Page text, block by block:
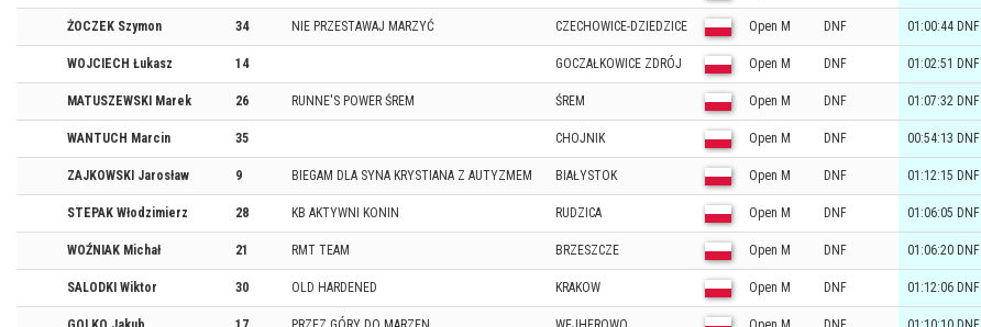
ŻOCZEK Szymon 34 NIE PRZESTAWAJ MARZYĆ CZECHOWICE-DZIEDZICE Open M DNF 01:00:44 DNF
WOJCIECH Łukasz 14 GOCZAŁKOWICE ZDRÓJ Open M DNF 01:02:51 DNF
MATUSZEWSKI Marek 26 RUNNE'S POWER ŚREM ŚREM Open M DNF 01:07:32 DNF
WANTUCH Marcin 35 CHOJNIK Open M DNF 00:54:13 DNF
ZAJKOWSKI Jarosław 9 BIEGAM DLA SYNA KRYSTIANA Z AUTYZMEM BIAŁYSTOK Open M DNF 01:12:15 DNF
STEPAK Włodzimierz 28 KB AKTYWNI KONIN RUDZICA Open M DNF 01:06:05 DNF
WOŹNIAK Michał 21 RMT TEAM BRZESZCZE Open M DNF 01:06:20 DNF
SALODKI Wiktor 30 OLD HARDENED KRAKOW Open M DNF 01:12:06 DNF